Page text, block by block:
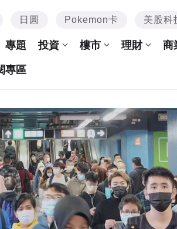
日圓 Pokemon卡 美股科
專題 投資 樓市 理財 商
專區